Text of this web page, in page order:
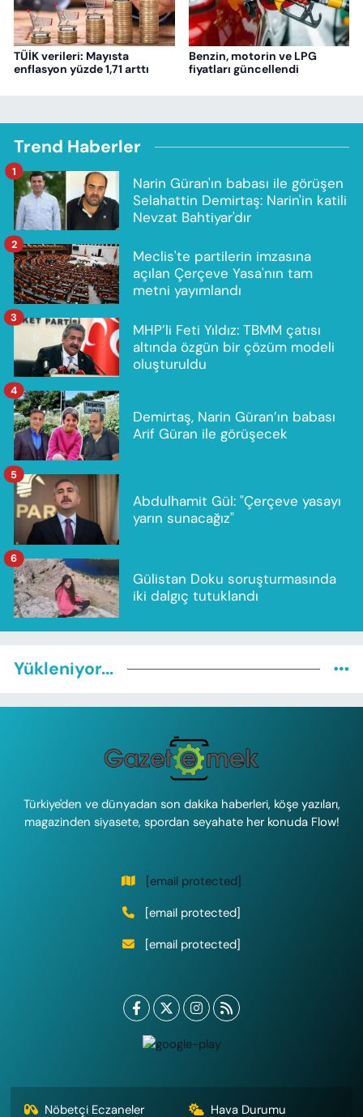
TÜİK verileri: Mayısta
enflasyon yüzde 1,71 arttı
Benzin, motorin ve LPG
fiyatları güncellendi
Trend Haberler
Narin Güran'ın babası ile görüşen
Selahattin Demirtaş: Narin'in katili
Nevzat Bahtiyar'dır
1
Meclis'te partilerin imzasına
açılan Çerçeve Yasa'nın tam
metni yayımlandı
2
MHP’li Feti Yıldız: TBMM çatısı
altında özgün bir çözüm modeli
oluşturuldu
3
Demirtaş, Narin Güran’ın babası
Arif Güran ile görüşecek
4
Abdulhamit Gül: "Çerçeve yasayı
yarın sunacağız"
5
Gülistan Doku soruşturmasında
iki dalgıç tutuklandı
6
Yükleniyor...
Türkiye'den ve dünyadan son dakika haberleri, köşe yazıları,
magazinden siyasete, spordan seyahate her konuda Flow!
[email protected]
[email protected]
[email protected]
Nöbetçi Eczaneler Hava Durumu